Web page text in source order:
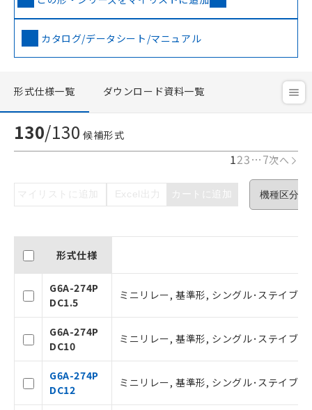
カタログ/データシート/マニュアル
形式仕様一覧 ダウンロード資料一覧
130/130 候補形式
123…7次へ
マイリストに追加 Excel出力 カートに追加
形式仕様
G6A-274P
DC1.5
ミニリレー, 基準形, シングル･ステイブ
G6A-274P
DC10
ミニリレー, 基準形, シングル･ステイブ
G6A-274P
DC12
ミニリレー, 基準形, シングル･ステイブ